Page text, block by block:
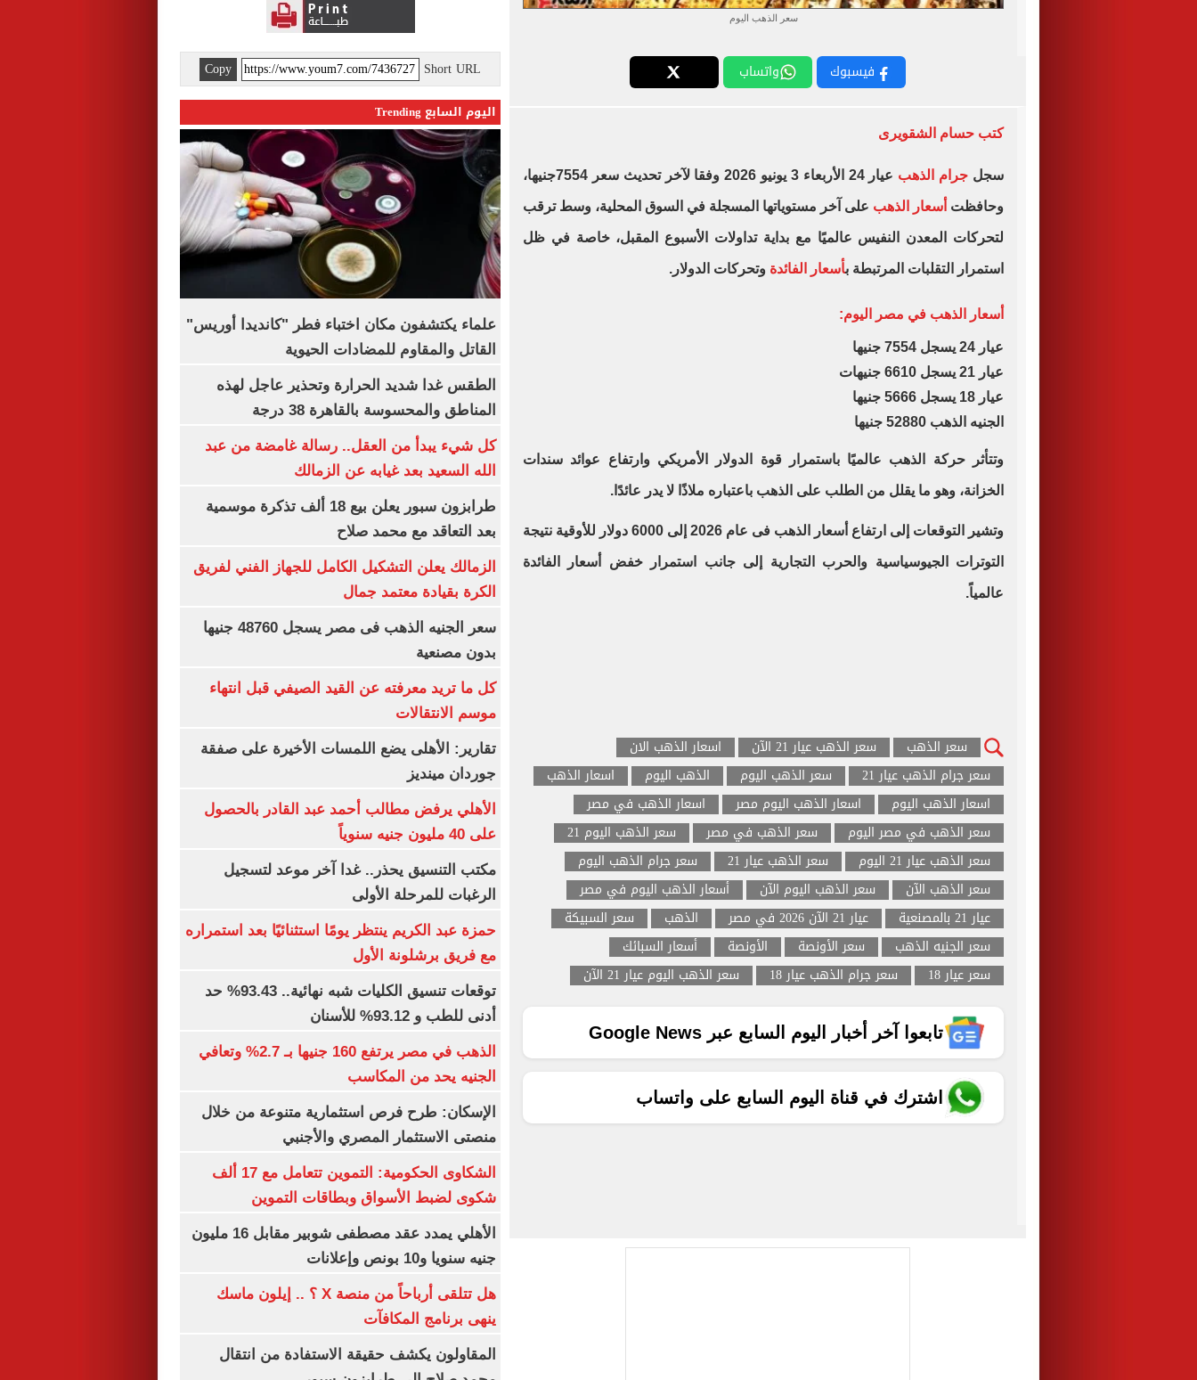
سعر الذهب اليوم
فيسبوك واتساب
كتب حسام الشقويرى
سجل جرام الذهب عيار 24 الأربعاء 3 يونيو 2026 وفقا لآخر تحديث سعر 7554جنيها،
وحافظت أسعار الذهب على آخر مستوياتها المسجلة في السوق المحلية، وسط ترقب
لتحركات المعدن النفيس عالميًا مع بداية تداولات الأسبوع المقبل، خاصة في ظل
استمرار التقلبات المرتبطة بأسعار الفائدة وتحركات الدولار.
أسعار الذهب في مصر اليوم:
عيار 24 يسجل 7554 جنيها
عيار 21 يسجل 6610 جنيهات
عيار 18 يسجل 5666 جنيها
الجنيه الذهب 52880 جنيها
وتتأثر حركة الذهب عالميًا باستمرار قوة الدولار الأمريكي وارتفاع عوائد سندات
الخزانة، وهو ما يقلل من الطلب على الذهب باعتباره ملاذًا لا يدر عائدًا.
وتشير التوقعات إلى ارتفاع أسعار الذهب فى عام 2026 إلى 6000 دولار للأوقية نتيجة
التوترات الجيوسياسية والحرب التجارية إلى جانب استمرار خفض أسعار الفائدة
عالمياً.
سعر الذهب سعر الذهب عيار 21 الآن
اسعار الذهب الان
سعر جرام الذهب عيار 21
سعر الذهب اليوم الذهب اليوم
اسعار الذهب
اسعار الذهب اليوم
اسعار الذهب اليوم مصر
اسعار الذهب في مصر
سعر الذهب في مصر اليوم
سعر الذهب في مصر
سعر الذهب اليوم 21
سعر الذهب عيار 21 اليوم
سعر الذهب عيار 21
سعر جرام الذهب اليوم
سعر الذهب الآن
سعر الذهب اليوم الآن
أسعار الذهب اليوم في مصر
عيار 21 بالمصنعية
عيار 21 الآن 2026 في مصر الذهب
سعر السبيكة
سعر الجنيه الذهب
سعر الأونصة الأونصة
أسعار السبائك
سعر عيار 18
سعر جرام الذهب عيار 18 سعر الذهب اليوم عيار 21 الآن
تابعوا آخر أخبار اليوم السابع عبر Google News
اشترك في قناة اليوم السابع على واتساب
Short URL
Copy
اليوم السابع Trending
علماء يكتشفون مكان اختباء فطر "كانديدا أوريس"
القاتل والمقاوم للمضادات الحيوية
الطقس غدا شديد الحرارة وتحذير عاجل لهذه
المناطق والمحسوسة بالقاهرة 38 درجة
كل شيء يبدأ من العقل.. رسالة غامضة من عبد
الله السعيد بعد غيابه عن الزمالك
طرابزون سبور يعلن بيع 18 ألف تذكرة موسمية
بعد التعاقد مع محمد صلاح
الزمالك يعلن التشكيل الكامل للجهاز الفني لفريق
الكرة بقيادة معتمد جمال
سعر الجنيه الذهب فى مصر يسجل 48760 جنيها
بدون مصنعية
كل ما تريد معرفته عن القيد الصيفي قبل انتهاء
موسم الانتقالات
تقارير: الأهلى يضع اللمسات الأخيرة على صفقة
جوردان مينديز
الأهلي يرفض مطالب أحمد عبد القادر بالحصول
على 40 مليون جنيه سنوياً
مكتب التنسيق يحذر.. غدا آخر موعد لتسجيل
الرغبات للمرحلة الأولى
حمزة عبد الكريم ينتظر يومًا استثنائيًا بعد استمراره
مع فريق برشلونة الأول
توقعات تنسيق الكليات شبه نهائية.. 93.43% حد
أدنى للطب و 93.12% للأسنان
الذهب في مصر يرتفع 160 جنيها بـ 2.7% وتعافي
الجنيه يحد من المكاسب
الإسكان: طرح فرص استثمارية متنوعة من خلال
منصتى الاستثمار المصري والأجنبي
الشكاوى الحكومية: التموين تتعامل مع 17 ألف
شكوى لضبط الأسواق وبطاقات التموين
الأهلي يمدد عقد مصطفى شوبير مقابل 16 مليون
جنيه سنويا و10 بونص وإعلانات
هل تتلقى أرباحاً من منصة X ؟ .. إيلون ماسك
ينهى برنامج المكافآت
المقاولون يكشف حقيقة الاستفادة من انتقال